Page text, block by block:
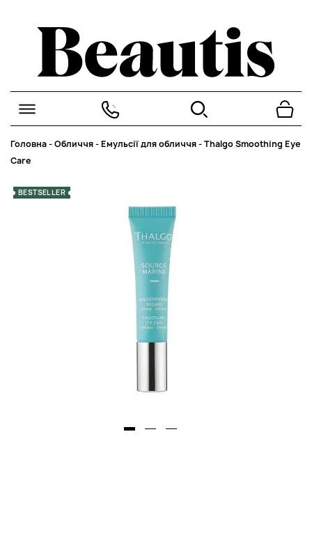
Головна-Обличчя-Емульсії для обличчя-Thalgo Smoothing Eye
Care
BESTSELLER